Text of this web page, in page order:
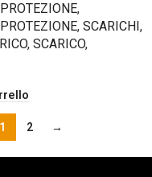
PROTEZIONE,
PROTEZIONE, SCARICHI ,
, SCARICO,
1 2 →